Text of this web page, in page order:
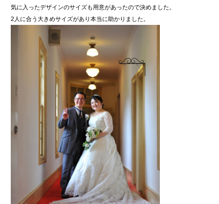
気に入ったデザインのサイズも用意があったので決めました。
2人に合う大きめサイズがあり本当に助かりました。